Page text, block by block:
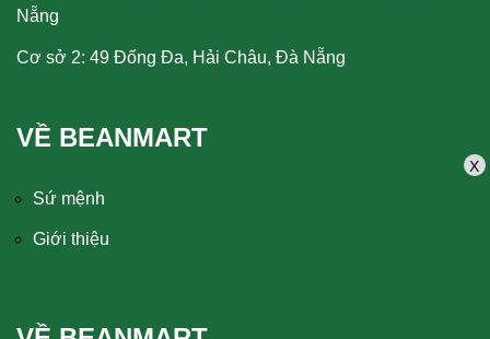
X
Nẵng
Cơ sở 2: 49 Đống Đa, Hải Châu, Đà Nẵng
VỀ BEANMART
Sứ mệnh
Giới thiệu